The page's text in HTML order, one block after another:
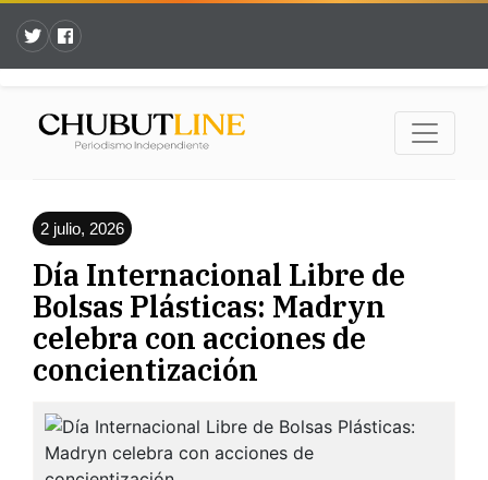
2 julio, 2026
Día Internacional Libre de
Bolsas Plásticas: Madryn
celebra con acciones de
concientización